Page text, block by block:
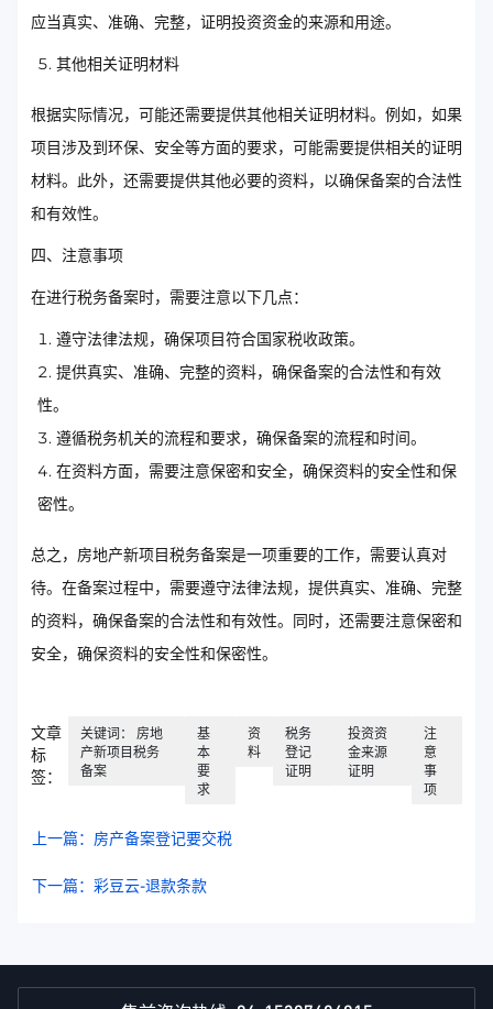
应当真实、准确、完整，证明投资资金的来源和用途。
其他相关证明材料
根据实际情况，可能还需要提供其他相关证明材料。例如，如果
项目涉及到环保、安全等方面的要求，可能需要提供相关的证明
材料。此外，还需要提供其他必要的资料，以确保备案的合法性
和有效性。
四、注意事项
在进行税务备案时，需要注意以下几点：
遵守法律法规，确保项目符合国家税收政策。
提供真实、准确、完整的资料，确保备案的合法性和有效
性。
遵循税务机关的流程和要求，确保备案的流程和时间。
在资料方面，需要注意保密和安全，确保资料的安全性和保
密性。
总之，房地产新项目税务备案是一项重要的工作，需要认真对
待。在备案过程中，需要遵守法律法规，提供真实、准确、完整
的资料，确保备案的合法性和有效性。同时，还需要注意保密和
安全，确保资料的安全性和保密性。
文章
标
签：
关键词： 房地
产新项目税务
备案
基
本
要
求
资
料
税务
登记
证明
投资资
金来源
证明
注
意
事
项
上一篇：房产备案登记要交税
下一篇：彩豆云-退款条款